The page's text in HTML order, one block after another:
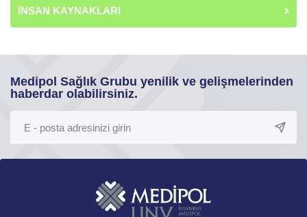
İNSAN KAYNAKLARI
Medipol Sağlık Grubu yenilik ve gelişmelerinden
haberdar olabilirsiniz.